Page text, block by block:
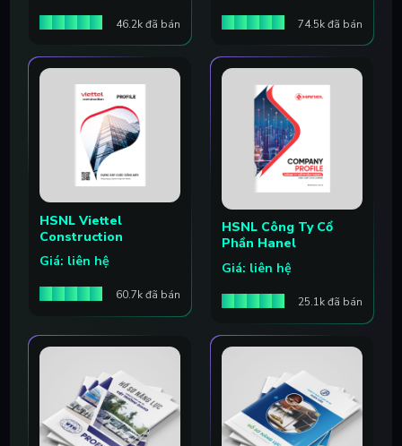
46.2k đã bán 74.5k đã bán
HSNL Viettel
Construction
Giá: liên hệ
60.7k đã bán
HSNL Công Ty Cổ
Phần Hanel
Giá: liên hệ
25.1k đã bán